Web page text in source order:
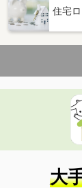
住宅
大